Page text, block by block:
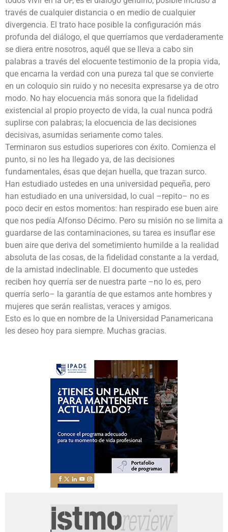
través de cualquier distancia o en medio de cualquier
divergencia. El trato hace posible la configuración más
profunda del diálogo, el que querríamos que verdaderamente
se diera entre nosotros, aquél que se lleva a cabo sin
palabras a través del elocuente testimonio de la propia vida,
que encarna la verdad con una pureza tal que se convierte
en un coloquio sin ruido y no necesita expresarse ya de otro
modo. No hay elocuencia más sonora que la fidelidad
existencial al propio proyecto de vida, la cual nunca podrá
suplirse con palabras; la elocuencia de las decisiones
decisivas, asumidas seriamente como tales.
Terminaron sus estudios superiores con éxito. Comienza el
punto, si no les ha llegado ya, de las decisiones
fundamentales, ésas que dejan huella, que trazan surco.
Han estudiado ustedes en una universidad pequeña, pero
han estudiado en una universidad, lo cual –repito– no es
poco decir en estos momentos: han respirado ese buen aire
que nos pedía Alfonso Décimo. Pero su misión no se limita a
guardarse de las contaminaciones, su tarea es insuflar ese
buen aire que deriva del sometimiento humilde a la realidad
absoluta de las cosas, de la fidelidad constante a la verdad,
de la amistad indeclinable. El documento que ustedes
reciben hoy querría ser de nuestra parte –no lo es, pero
querría serlo– la garantía de que estamos ante hombres y
mujeres que serán realistas, veraces y amigos.
Esto es lo que en nombre de la Universidad Panamericana
les deseo hoy para siempre. Muchas gracias.